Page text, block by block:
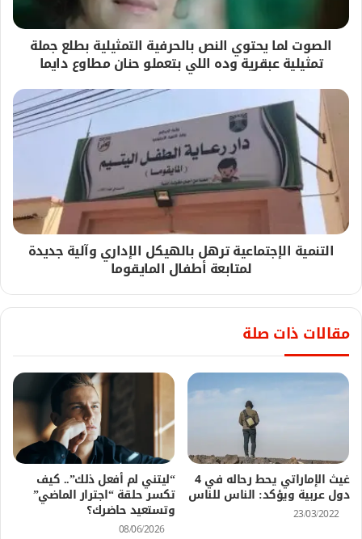
الصوت لما يحتوي النص بالحرفية التمثيلية بطلع جملة
تمثيلية عبقرية وده اللي بتعملو حنان مطاوع دايما
التنمية الإجتماعية ترهل بالهيكل الإداري وآلية جديدة
لمتابعة أطفال المايقوما
مقالات ذات صلة
غيث الإماراتي يحط رحاله في 4
دول عربية ويؤكد: الناس للناس
23/03/2022
“ليتني لم أفعل ذلك”.. كيف
تكسر حلقة “اجترار الماضي”
وتستعيد حاضرك؟
08/06/2026